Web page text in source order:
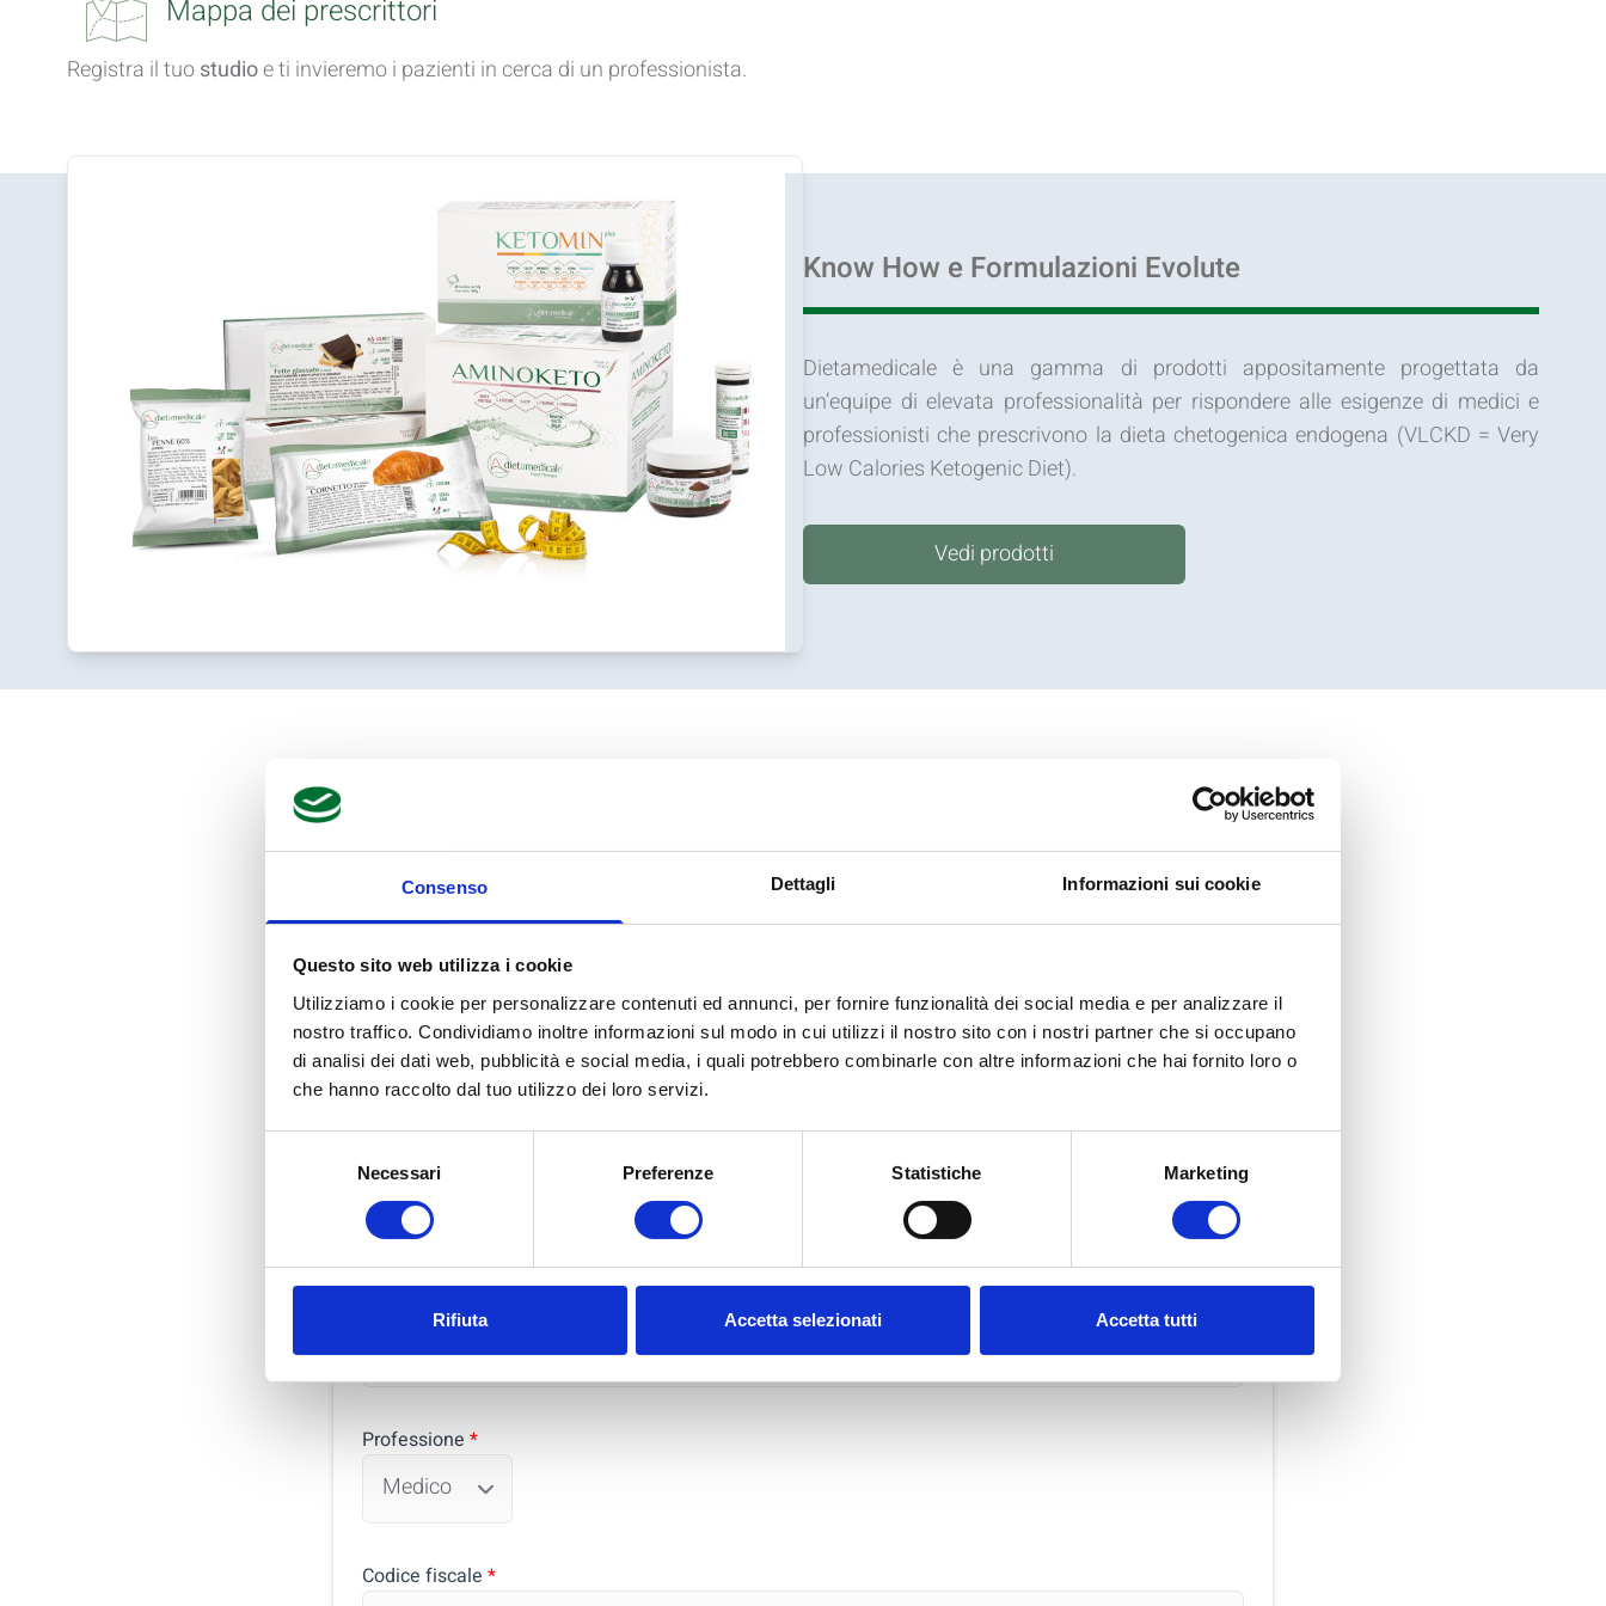
Consenso Dettagli Informazioni sui cookie
Questo sito web utilizza i cookie
Utilizziamo i cookie per personalizzare contenuti ed annunci, per fornire funzionalità dei social media e per analizzare il
nostro traffico. Condividiamo inoltre informazioni sul modo in cui utilizzi il nostro sito con i nostri partner che si occupano
di analisi dei dati web, pubblicità e social media, i quali potrebbero combinarle con altre informazioni che hai fornito loro o
che hanno raccolto dal tuo utilizzo dei loro servizi.
Necessari Preferenze Statistiche Marketing
Rifiuta Accetta selezionati Accetta tutti
Mappa dei prescrittori
Registra il tuostudioe ti invieremo i pazienti in cerca di un professionista.
Know How e Formulazioni Evolute
Dietamedicale è una gamma di prodotti appositamente progettata da
un’equipe di elevata professionalità per rispondere alle esigenze di medici e
professionisti che prescrivono la dieta chetogenica endogena (VLCKD = Very
Low Calories Ketogenic Diet).
Vedi prodotti
Modulo di registrazione: clinico
Nome * Cognome *
Sesso*
Professione *
Codice fiscale *